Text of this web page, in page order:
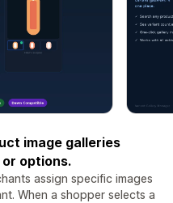
image galleries
options.
assign specific images
When a shopper selects a